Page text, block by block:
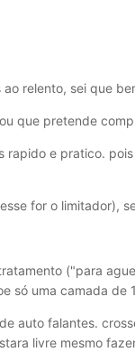
relento, sei que
que pretende
rapido e pratico.
for o limitador),
("para
só uma camada de
auto falantes.
livre mesmo